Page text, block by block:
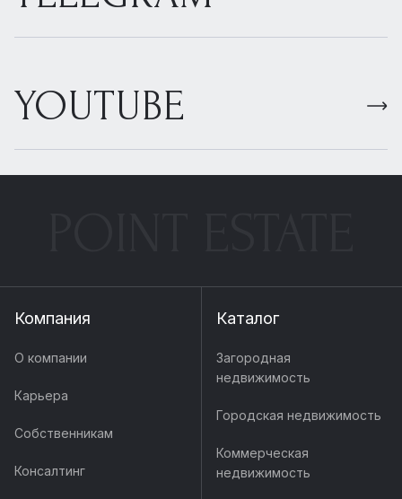
YOUTUBE
Компания
О компании
Карьера
Собственникам
Консалтинг
Каталог
Загородная
недвижимость
Городская недвижимость
Коммерческая
недвижимость